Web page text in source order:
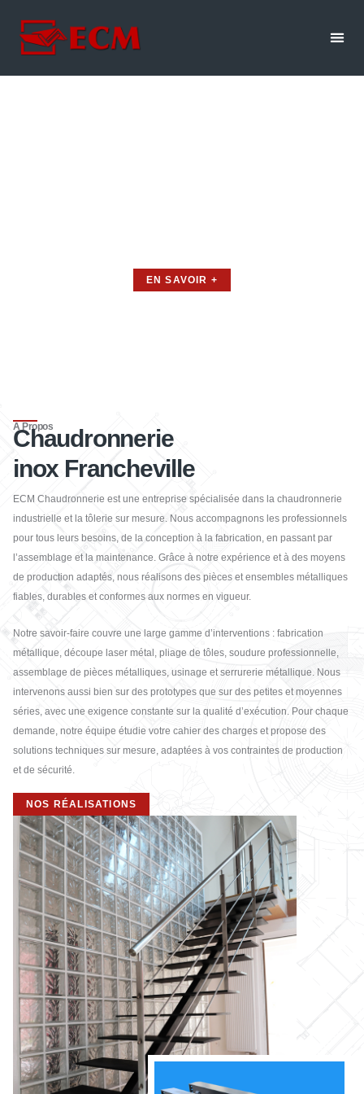
EN SAVOIR +
À Propos
Chaudronnerie
inox Francheville
ECM Chaudronnerie est une entreprise spécialisée dans la chaudronnerie
industrielle et la tôlerie sur mesure. Nous accompagnons les professionnels
pour tous leurs besoins, de la conception à la fabrication, en passant par
l’assemblage et la maintenance. Grâce à notre expérience et à des moyens
de production adaptés, nous réalisons des pièces et ensembles métalliques
fiables, durables et conformes aux normes en vigueur.
Notre savoir-faire couvre une large gamme d’interventions : fabrication
métallique, découpe laser métal, pliage de tôles, soudure professionnelle,
assemblage de pièces métalliques, usinage et serrurerie métallique. Nous
intervenons aussi bien sur des prototypes que sur des petites et moyennes
séries, avec une exigence constante sur la qualité d’exécution. Pour chaque
demande, notre équipe étudie votre cahier des charges et propose des
solutions techniques sur mesure, adaptées à vos contraintes de production
et de sécurité.
NOS RÉALISATIONS